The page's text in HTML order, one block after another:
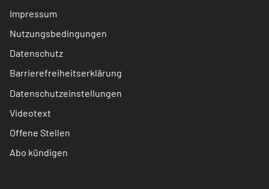
Impressum
Nutzungsbedingungen
Datenschutz
Barrierefreiheitserklärung
Datenschutzeinstellungen
Videotext
Offene Stellen
Abo kündigen